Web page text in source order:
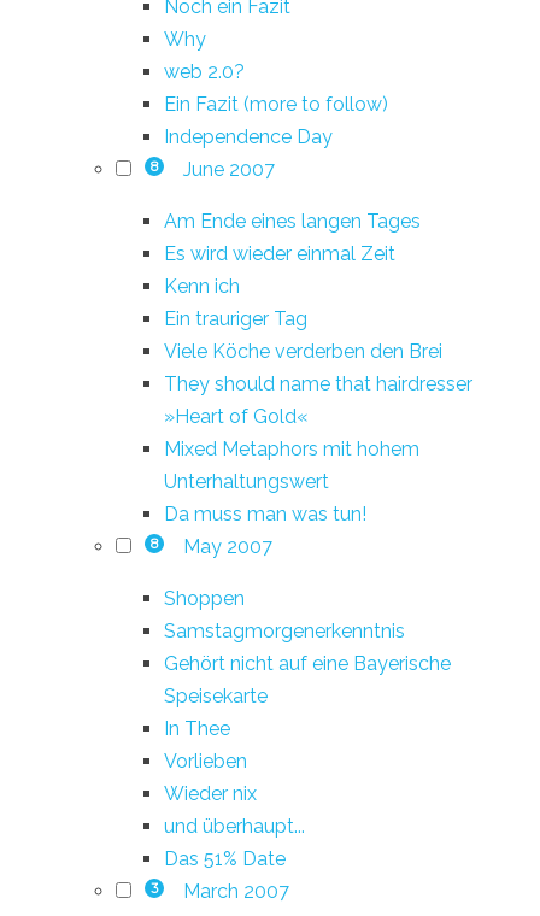
Noch ein Fazit
Why
web 2.0?
Ein Fazit (more to follow)
Independence Day
8 June 2007
Am Ende eines langen Tages
Es wird wieder einmal Zeit
Kenn ich
Ein trauriger Tag
Viele Köche verderben den Brei
They should name that hairdresser
»Heart of Gold«
Mixed Metaphors mit hohem
Unterhaltungswert
Da muss man was tun!
8 May 2007
Shoppen
Samstagmorgenerkenntnis
Gehört nicht auf eine Bayerische
Speisekarte
In Thee
Vorlieben
Wieder nix
und überhaupt...
Das 51% Date
3 March 2007